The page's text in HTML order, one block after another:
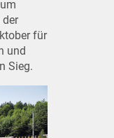
der
für
und
Sieg.